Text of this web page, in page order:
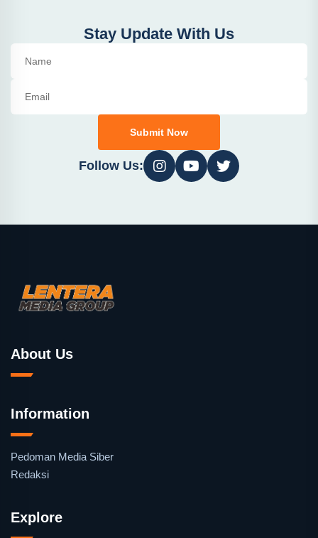
Stay Update With Us
Submit Now
Follow Us:
About Us
Information
Pedoman Media Siber
Redaksi
Explore